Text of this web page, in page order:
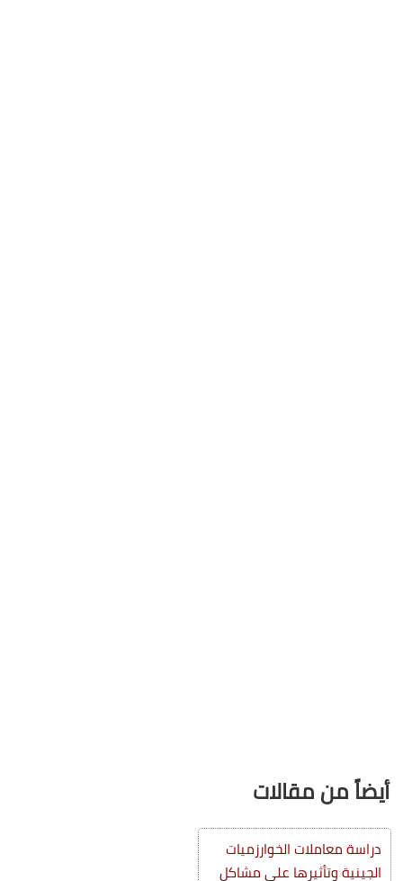
أيضاً من مقالات
دراسة معاملات الخوارزميات
الجينية وتأثيرها على مشاكل